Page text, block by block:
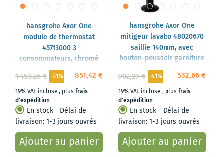
hansgrohe Axor One
module de thermostat
45713000 3
consommateurs, chromé
851,42 €
1 453,26 € -41%
19% VAT incluse , plusfrais
d'expédition
En stock
Délai de
livraison: 1-3 jours ouvrés
Ajouter au panier
hansgrohe Axor One
mitigeur lavabo 48020670
saillie 140mm, avec
bouton-poussoir garniture
de vidange , noir mat
532,66 €
902,29 € -41%
19% VAT incluse , plusfrais
d'expédition
En stock
Délai de
livraison: 1-3 jours ouvrés
Ajouter au panier